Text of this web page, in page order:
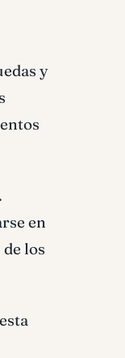
y
.
en
los